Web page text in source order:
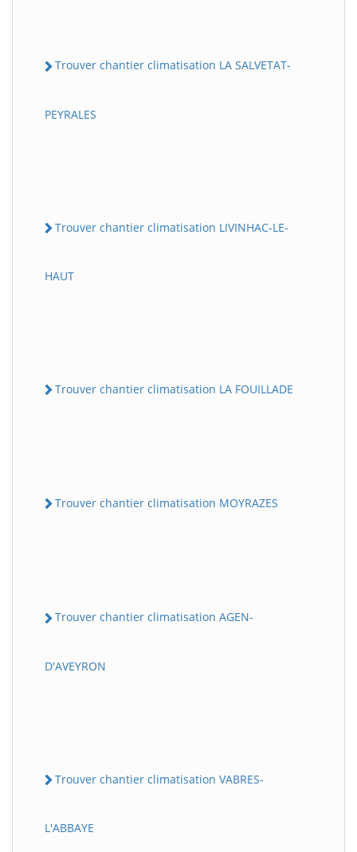
Trouver chantier climatisation LA SALVETAT-
PEYRALES
Trouver chantier climatisation LIVINHAC-LE-
HAUT
Trouver chantier climatisation LA FOUILLADE
Trouver chantier climatisation MOYRAZES
Trouver chantier climatisation AGEN-
D'AVEYRON
Trouver chantier climatisation VABRES-
L'ABBAYE